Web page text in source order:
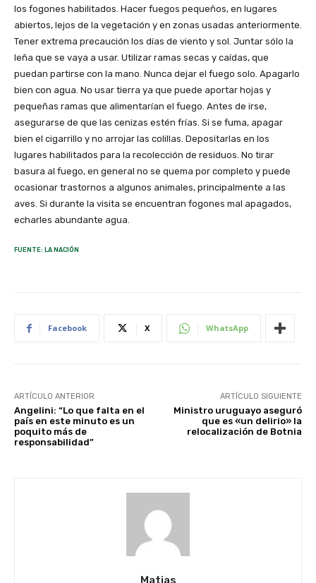
los fogones habilitados. Hacer fuegos pequeños, en lugares
abiertos, lejos de la vegetación y en zonas usadas anteriormente.
Tener extrema precaución los días de viento y sol. Juntar sólo la
leña que se vaya a usar. Utilizar ramas secas y caídas, que
puedan partirse con la mano. Nunca dejar el fuego solo. Apagarlo
bien con agua. No usar tierra ya que puede aportar hojas y
pequeñas ramas que alimentarían el fuego. Antes de irse,
asegurarse de que las cenizas estén frías. Si se fuma, apagar
bien el cigarrillo y no arrojar las colillas. Depositarlas en los
lugares habilitados para la recolección de residuos. No tirar
basura al fuego, en general no se quema por completo y puede
ocasionar trastornos a algunos animales, principalmente a las
aves. Si durante la visita se encuentran fogones mal apagados,
echarles abundante agua.
FUENTE: LA NACIÓN
Facebook X WhatsApp
ARTÍCULO ANTERIOR
Angelini: “Lo que falta en el
país en este minuto es un
poquito más de
responsabilidad”
ARTÍCULO SIGUIENTE
Ministro uruguayo aseguró
que es «un delirio» la
relocalización de Botnia